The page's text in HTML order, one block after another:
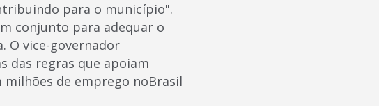
para o município".
conjunto para adequar o
O vice-governador
das regras que apoiam
de emprego noBrasil